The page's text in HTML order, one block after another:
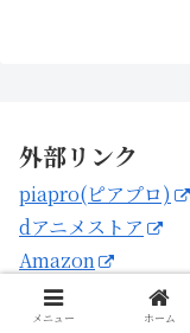
外部リンク
piapro(ピアプロ)
dアニメストア
Amazon
メニュー ホーム